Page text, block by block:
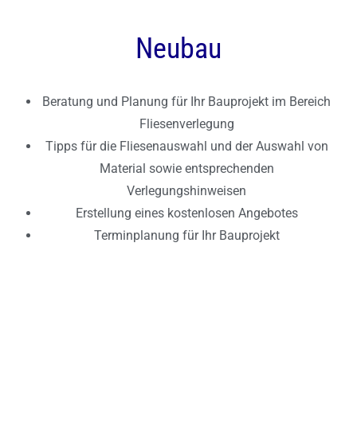
Neubau
Beratung und Planung für Ihr Bauprojekt im Bereich
Fliesenverlegung
Tipps für die Fliesenauswahl und der Auswahl von
Material sowie entsprechenden
Verlegungshinweisen
Erstellung eines kostenlosen Angebotes
Terminplanung für Ihr Bauprojekt